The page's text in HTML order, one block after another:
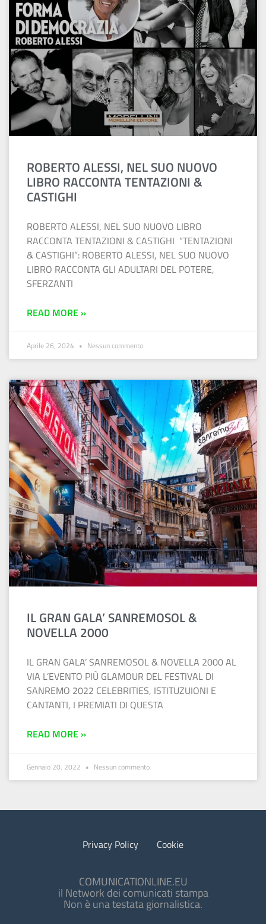
ROBERTO ALESSI, NEL SUO NUOVO
LIBRO RACCONTA TENTAZIONI &
CASTIGHI
ROBERTO ALESSI, NEL SUO NUOVO LIBRO
RACCONTA TENTAZIONI & CASTIGHI “TENTAZIONI
& CASTIGHI”: ROBERTO ALESSI, NEL SUO NUOVO
LIBRO RACCONTA GLI ADULTARI DEL POTERE,
SFERZANTI
READ MORE »
Aprile 26, 2024 Nessun commento
IL GRAN GALA’ SANREMOSOL &
NOVELLA 2000
IL GRAN GALA’ SANREMOSOL & NOVELLA 2000 AL
VIA L’EVENTO PIÙ GLAMOUR DEL FESTIVAL DI
SANREMO 2022 CELEBRITIES, ISTITUZUIONI E
CANTANTI, I PREMIATI DI QUESTA
READ MORE »
Gennaio 20, 2022 Nessun commento
Privacy Policy Cookie
COMUNICATIONLINE.EU
il Network dei comunicati stampa
Non è una testata giornalistica.